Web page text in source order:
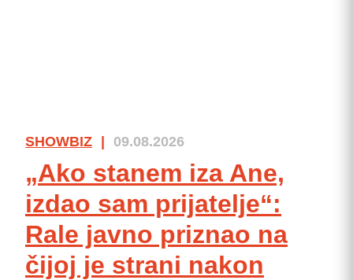
SHOWBIZ | 09.08.2026
„Ako stanem iza Ane,
izdao sam prijatelje“:
Rale javno priznao na
čijoj je strani nakon